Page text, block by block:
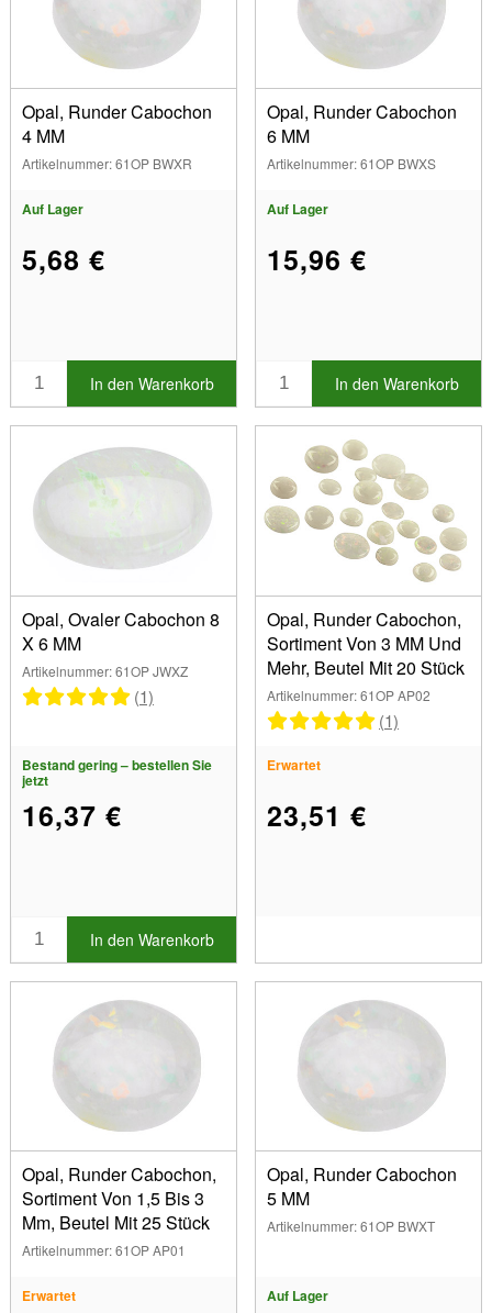
Oval (4)
Rund (5)
Farben
Weiß (12)
3.00 mm (2)
4.00 mm (2)
6.00 mm (2)
7.00 mm (1)
8.00 mm (1)
Marke
Auf Lager
Opal, Runder Cabochon
4 MM
Artikelnummer: 61OP BWXR
Auf Lager
5,68 €
In den Warenkorb
Opal, Runder Cabochon
6 MM
Artikelnummer: 61OP BWXS
Auf Lager
15,96 €
In den Warenkorb
Opal, Ovaler Cabochon 8
X 6 MM
Artikelnummer: 61OP JWXZ
(1)
Bestand gering – bestellen Sie
jetzt
16,37 €
In den Warenkorb
Opal, Runder Cabochon,
Sortiment Von 3 MM Und
Mehr, Beutel Mit 20 Stück
Artikelnummer: 61OP AP02
(1)
Erwartet
23,51 €
Opal, Runder Cabochon,
Sortiment Von 1,5 Bis 3
Mm, Beutel Mit 25 Stück
Artikelnummer: 61OP AP01
Erwartet
Opal, Runder Cabochon
5 MM
Artikelnummer: 61OP BWXT
Auf Lager